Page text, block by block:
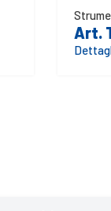
Art.